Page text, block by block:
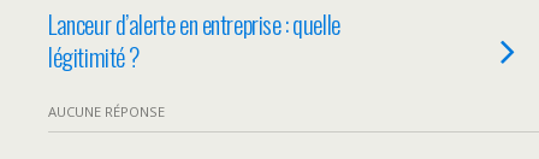
Lanceur d’alerte en entreprise : quelle
légitimité ?
AUCUNE RÉPONSE